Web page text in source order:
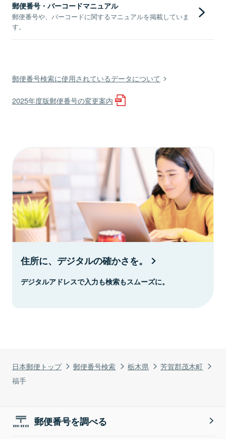
日本郵便トップ 郵便番号検索 栃木県
芳賀郡茂木町
福手
郵便番号・バーコードマニュアル
郵便番号や、バーコードに関するマニュアルを掲載していま
す。
郵便番号検索に使用されているデータについて
2025年度版郵便番号の変更案内
住所に、デジタルの確かさを。
デジタルアドレスで入力も検索もスムーズに。
郵便番号を調べる